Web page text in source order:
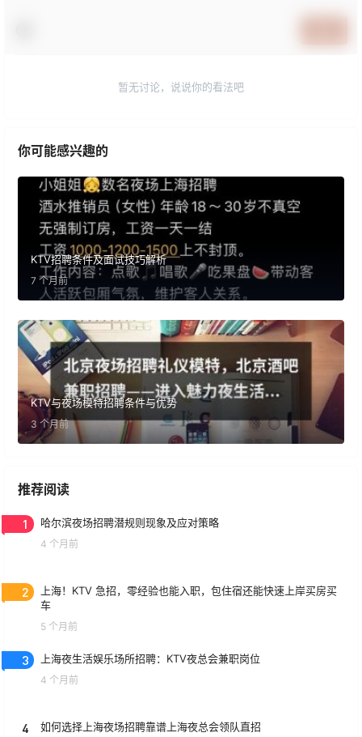
暂无讨论，说说你的看法吧
你可能感兴趣的
KTV招聘条件及面试技巧解析
7 个月前
KTV与夜场模特招聘条件与优势
3 个月前
推荐阅读
1 哈尔滨夜场招聘潜规则现象及应对策略
4 个月前
2
上海！KTV 急招，零经验也能入职，包住宿还能快速上岸买房买
车
5 个月前
3 上海夜生活娱乐场所招聘：KTV夜总会兼职岗位
4 个月前
4 如何选择上海夜场招聘靠谱上海夜总会领队直招